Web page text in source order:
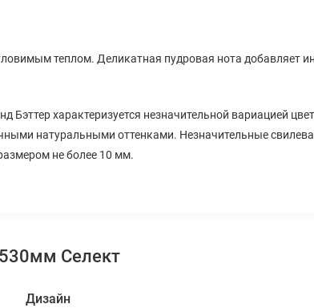
теплом. Деликатная пудровая нота добавляет
характеризуется незначительной вариацией
натуральными оттенками. Незначительные
не более 10 мм.
Селект
Дизайн